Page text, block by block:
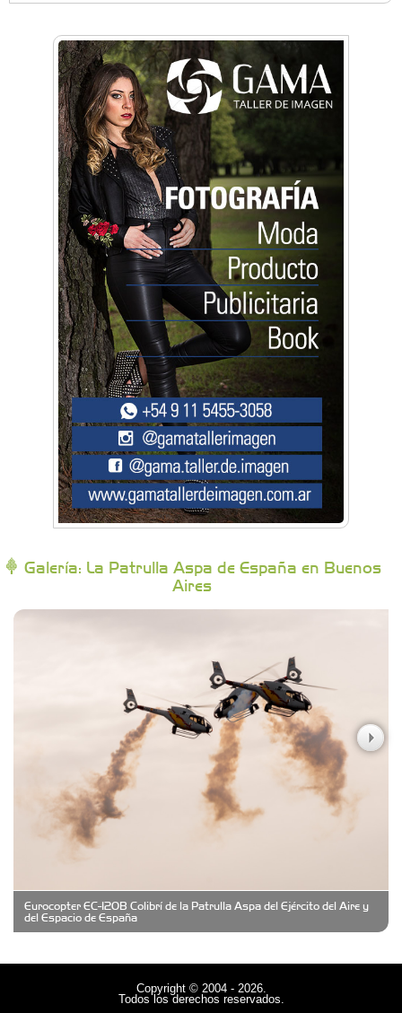
crecimiento personal
Arq. Horacio Alejandro Sánchez
Artística ApasionArte
Artística Catalina
Artística Veral
BAIC Ramos Mejía
Brisé Estudio de Danzas
Buenos Aires Equipar
Campoy Federik - Productores Asesores de
Seguros
Carniceria y granja El Viejo Peña
Casa Berta
Clima Castelar
CONSERVAS YAMASIRO
Cubanico´s - Cubanitos Rellenos!
Galería: La Patrulla Aspa de España en Buenos
Aires
Eurocopter EC-120B Colibrí de la Patrulla Aspa del Ejército del Aire y
del Espacio de España
Copyright © 2004 - 2026.
Todos los derechos reservados.